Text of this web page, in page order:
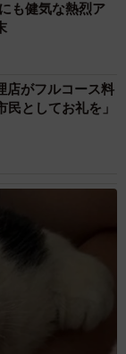
も健気な熱烈ア
店がフルコース料
としてお礼を」